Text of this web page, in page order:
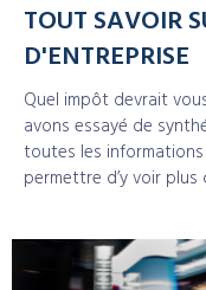
TOUT SAVOIR
D'ENTREPRISE
Quel impôt devrait
avons essayé de
toutes les
permettre d’y voir plus